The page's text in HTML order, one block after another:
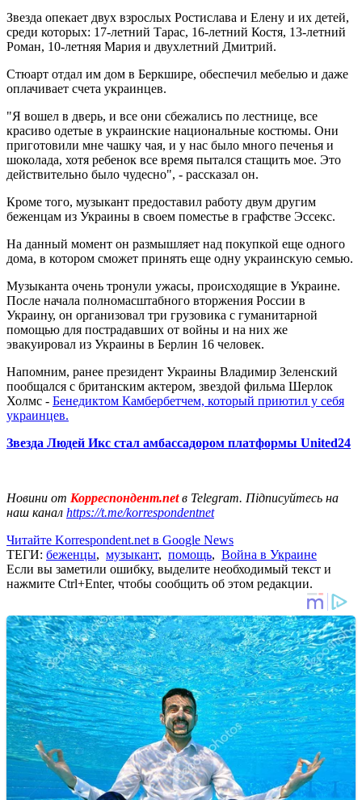
Звезда опекает двух взрослых Ростислава и Елену и их детей,
среди которых: 17-летний Тарас, 16-летний Костя, 13-летний
Роман, 10-летняя Мария и двухлетний Дмитрий.
Стюарт отдал им дом в Беркшире, обеспечил мебелью и даже
оплачивает счета украинцев.
"Я вошел в дверь, и все они сбежались по лестнице, все
красиво одетые в украинские национальные костюмы. Они
приготовили мне чашку чая, и у нас было много печенья и
шоколада, хотя ребенок все время пытался стащить мое. Это
действительно было чудесно", - рассказал он.
Кроме того, музыкант предоставил работу двум другим
беженцам из Украины в своем поместье в графстве Эссекс.
На данный момент он размышляет над покупкой еще одного
дома, в котором сможет принять еще одну украинскую семью.
Музыканта очень тронули ужасы, происходящие в Украине.
После начала полномасштабного вторжения России в
Украину, он организовал три грузовика с гуманитарной
помощью для пострадавших от войны и на них же
эвакуировал из Украины в Берлин 16 человек.
Напомним, ранее президент Украины Владимир Зеленский
пообщался с британским актером, звездой фильма Шерлок
Холмс - Бенедиктом Камбербетчем, который приютил у себя
украинцев.
Звезда Людей Икс стал амбассадором платформы United24
Новини от Корреспондент.netв Telegram. Підписуйтесь на
наш канал https://t.me/korrespondentnet
Читайте Korrespondent.net в Google News
ТЕГИ: беженцы, музыкант, помощь, Война в Украине
Если вы заметили ошибку, выделите необходимый текст и
нажмите Ctrl+Enter, чтобы сообщить об этом редакции.